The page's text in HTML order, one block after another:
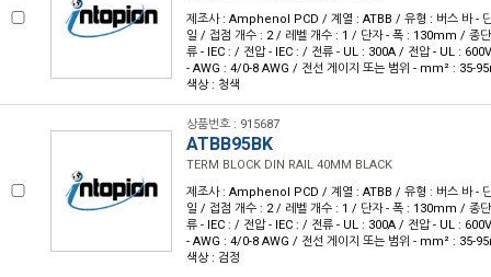
제조사 : Amphenol PCD / 계열 : ATBB / 유형 : 버스 바 -
일 / 접점 개수 : 2 / 레벨 개수 : 1 / 단자 - 폭 : 130mm / 종
류 - IEC : / 전압 - IEC : / 전류 - UL : 300A / 전압 - UL :
- AWG : 4/0-8 AWG / 전선 게이지 또는 범위 - mm² : 35-
색상 : 청색
상품번호 : 915687
ATBB95BK
TERM BLOCK DIN RAIL 40MM BLACK
제조사 : Amphenol PCD / 계열 : ATBB / 유형 : 버스 바 -
일 / 접점 개수 : 2 / 레벨 개수 : 1 / 단자 - 폭 : 130mm / 종
류 - IEC : / 전압 - IEC : / 전류 - UL : 300A / 전압 - UL :
- AWG : 4/0-8 AWG / 전선 게이지 또는 범위 - mm² : 35-
색상 : 검정